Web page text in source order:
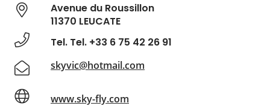
Avenue du Roussillon
11370 LEUCATE
Tel. Tel. +33 6 75 42 26 91
skyvic@hotmail.com
www.sky-fly.com